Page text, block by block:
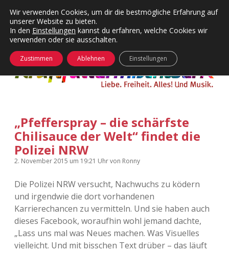
Kategorien
Menü
24 Hours Chilling
Die Wende
KFMW-Disco
Nur mal so
Täglicher Sinnwahn
Visuelles
KFMW-Disco
Dates
Contact
Adventskalender
Adventskalender 2011
Adventskalender 2012
Adventskalender 2013
öffnen
„Pfefferspray – die schärfste
Chilisauce der Welt“ findet die
Polizei NRW
2. November 2015 um 19:21 Uhrvon Ronny
Die Polizei NRW versucht, Nachwuchs zu ködern
und irgendwie die dort vorhandenen
Karrierechancen zu vermitteln. Und sie haben auch
dieses Facebook, woraufhin wohl jemand dachte,
„Lass uns mal was Neues machen. Was Visuelles
vielleicht. Und mit bisschen Text drüber – das läuft
Wir verwenden Cookies, um dir die bestmögliche Erfahrung auf
unserer Website zu bieten.
In den Einstellungen kannst du erfahren, welche Cookies wir
verwenden oder sie ausschalten.
Zustimmen Ablehnen Einstellungen